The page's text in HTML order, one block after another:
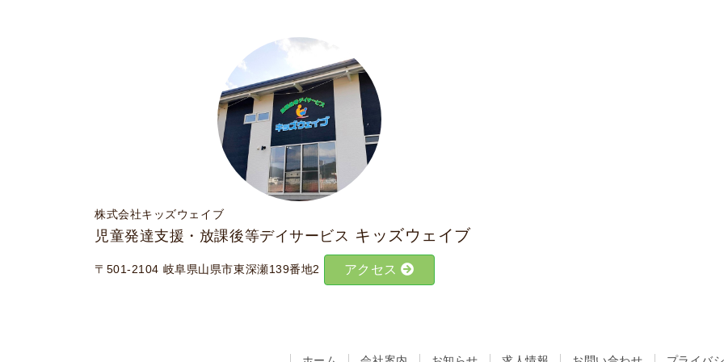
株式会社キッズウェイブ
児童発達支援・放課後等デイサービス キッズウェイブ
〒501-2104 岐阜県山県市東深瀬139番地2 アクセス